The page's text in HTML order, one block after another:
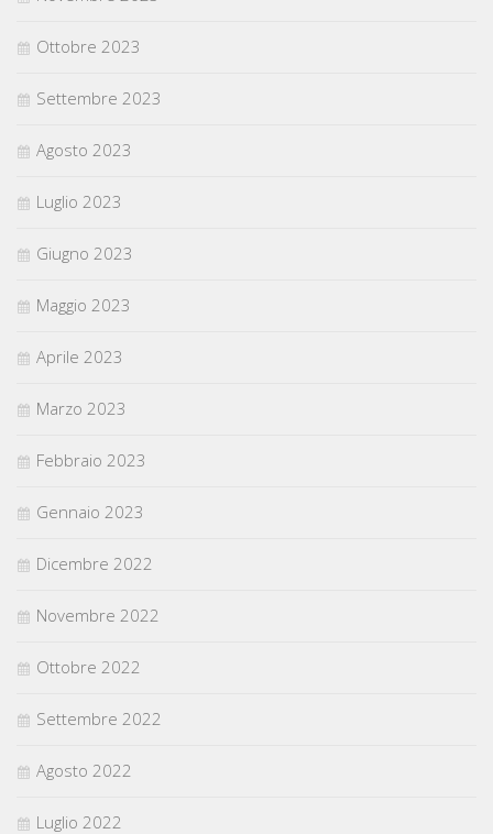
Ottobre 2023
Settembre 2023
Agosto 2023
Luglio 2023
Giugno 2023
Maggio 2023
Aprile 2023
Marzo 2023
Febbraio 2023
Gennaio 2023
Dicembre 2022
Novembre 2022
Ottobre 2022
Settembre 2022
Agosto 2022
Luglio 2022